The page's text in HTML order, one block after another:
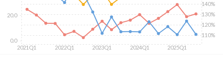
2021Q1 2022Q1 2023Q1 2024Q1 2025Q1
110%
120%
130%
140%
0.0
20.0